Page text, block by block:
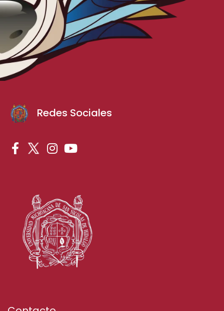
Redes Sociales